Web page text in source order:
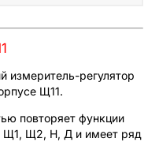
измеритель-регулятор
Щ11.
повторяет функции
Щ1, Щ2, Н, Д и имеет ряд